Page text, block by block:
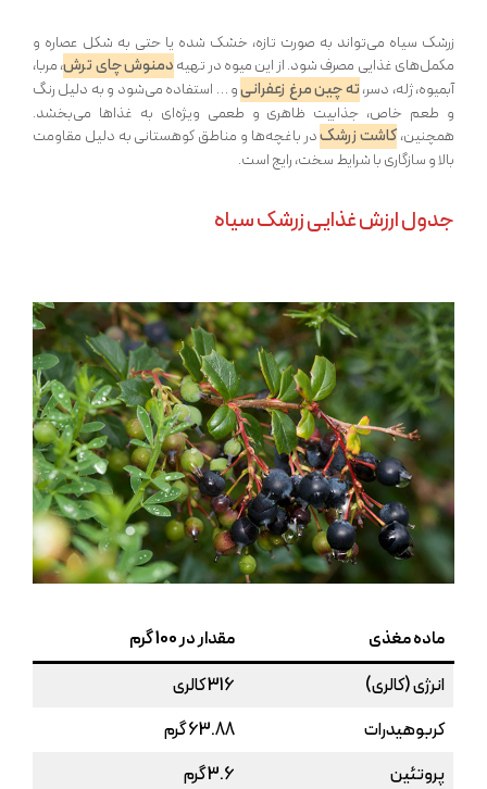
زرشک سیاه می‌تواند به صورت تازه، خشک شده یا حتی به شکل عصاره و
مکمل‌های غذایی مصرف شود. از این میوه در تهیهدمنوش چای ترش، مربا،
آبمیوه، ژله، دسر،ته چین مرغ زعفرانیو … استفاده می‌شود و به دلیل رنگ
و طعم خاص، جذابیت ظاهری و طعمی ویژه‌ای به غذاها می‌بخشد.
همچنین،کاشت زرشکدر باغچه‌ها و مناطق کوهستانی به دلیل مقاومت
بالا و سازگاری با شرایط سخت، رایج است.
جدول ارزش غذایی زرشک سیاه
ماده مغذی
مقدار در 100 گرم
انرژی (کالری)
316 کالری
کربوهیدرات
63.88 گرم
پروتئین
3.6 گرم